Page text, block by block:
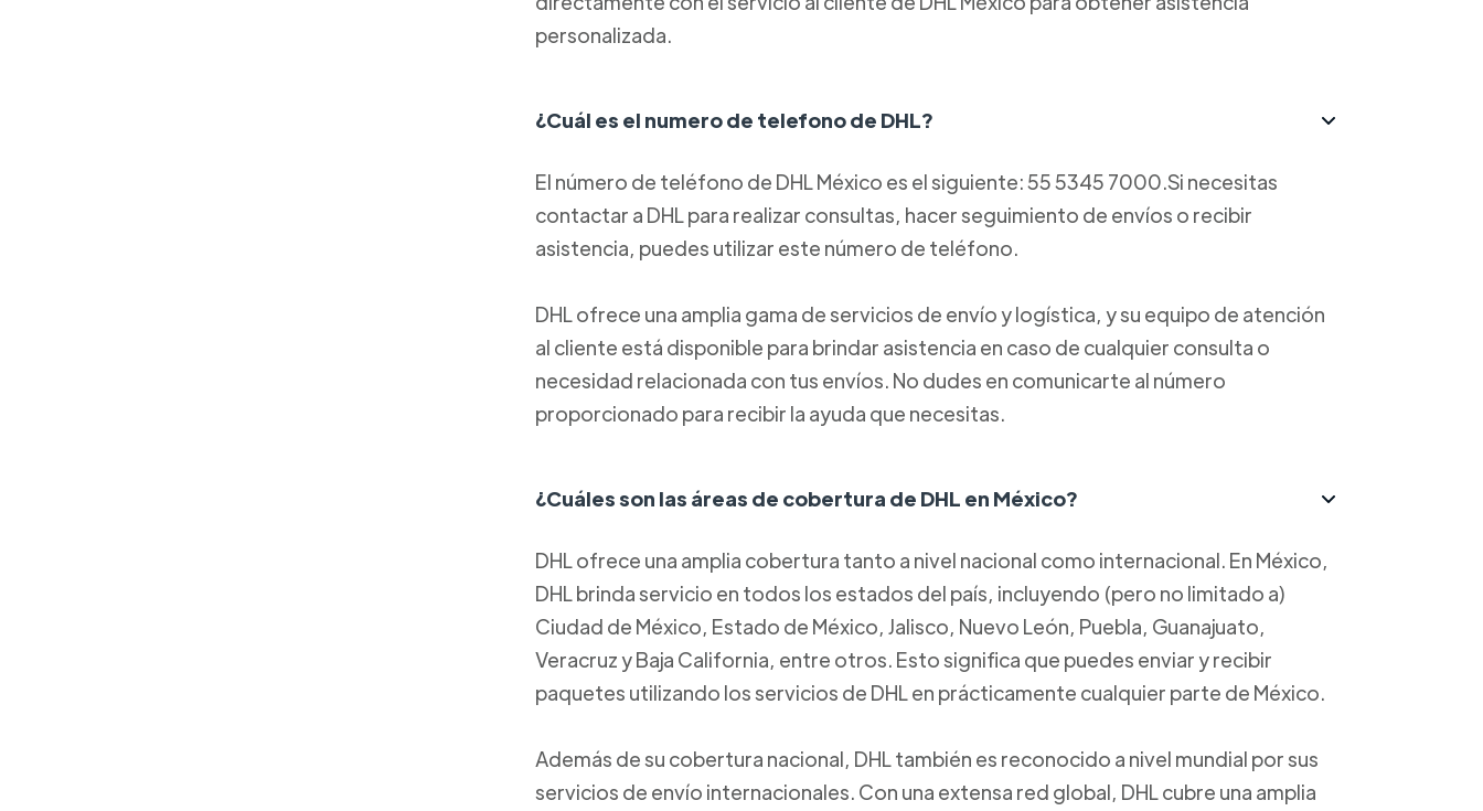
personalizada.
¿Cuál es el numero de telefono de DHL?
El número de teléfono de DHL México es el siguiente: 55 5345 7000.Si necesitas
contactar a DHL para realizar consultas, hacer seguimiento de envíos o recibir
asistencia, puedes utilizar este número de teléfono.
DHL ofrece una amplia gama de servicios de envío y logística, y su equipo de atención
al cliente está disponible para brindar asistencia en caso de cualquier consulta o
necesidad relacionada con tus envíos. No dudes en comunicarte al número
proporcionado para recibir la ayuda que necesitas.
¿Cuáles son las áreas de cobertura de DHL en México?
DHL ofrece una amplia cobertura tanto a nivel nacional como internacional. En México,
DHL brinda servicio en todos los estados del país, incluyendo (pero no limitado a)
Ciudad de México, Estado de México, Jalisco, Nuevo León, Puebla, Guanajuato,
Veracruz y Baja California, entre otros. Esto significa que puedes enviar y recibir
paquetes utilizando los servicios de DHL en prácticamente cualquier parte de México.
Además de su cobertura nacional, DHL también es reconocido a nivel mundial por sus
servicios de envío internacionales. Con una extensa red global, DHL cubre una amplia